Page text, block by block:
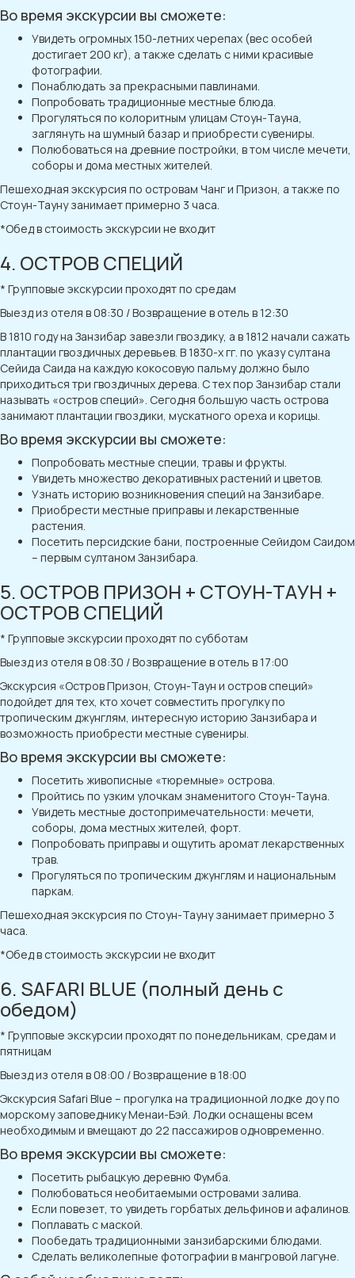
Во время экскурсии вы сможете:
Увидеть огромных 150-летних черепах (вес особей
достигает 200 кг), а также сделать с ними красивые
фотографии.
Понаблюдать за прекрасными павлинами.
Попробовать традиционные местные блюда.
Прогуляться по колоритным улицам Стоун-Тауна,
заглянуть на шумный базар и приобрести сувениры.
Полюбоваться на древние постройки, в том числе мечети,
соборы и дома местных жителей.
Пешеходная экскурсия по островам Чанг и Призон, а также по
Стоун-Тауну занимает примерно 3 часа.
*Обед в стоимость экскурсии не входит
4. ОСТРОВ СПЕЦИЙ
* Групповые экскурсии проходят по средам
Выезд из отеля в 08:30 / Возвращение в отель в 12:30
В 1810 году на Занзибар завезли гвоздику, а в 1812 начали сажать
плантации гвоздичных деревьев. В 1830-х гг. по указу султана
Сейида Саида на каждую кокосовую пальму должно было
приходиться три гвоздичных дерева. С тех пор Занзибар стали
называть «остров специй». Сегодня большую часть острова
занимают плантации гвоздики, мускатного ореха и корицы.
Во время экскурсии вы сможете:
Попробовать местные специи, травы и фрукты.
Увидеть множество декоративных растений и цветов.
Узнать историю возникновения специй на Занзибаре.
Приобрести местные приправы и лекарственные
растения.
Посетить персидские бани, построенные Сейидом Саидом
– первым султаном Занзибара.
5. ОСТРОВ ПРИЗОН + СТОУН-ТАУН +
ОСТРОВ СПЕЦИЙ
* Групповые экскурсии проходят по субботам
Выезд из отеля в 08:30 / Возвращение в отель в 17:00
Экскурсия «Остров Призон, Стоун-Таун и остров специй»
подойдет для тех, кто хочет совместить прогулку по
тропическим джунглям, интересную историю Занзибара и
возможность приобрести местные сувениры.
Во время экскурсии вы сможете:
Посетить живописные «тюремные» острова.
Пройтись по узким улочкам знаменитого Стоун-Тауна.
Увидеть местные достопримечательности: мечети,
соборы, дома местных жителей, форт.
Попробовать приправы и ощутить аромат лекарственных
трав.
Прогуляться по тропическим джунглям и национальным
паркам.
Пешеходная экскурсия по Стоун-Тауну занимает примерно 3
часа.
*Обед в стоимость экскурсии не входит
6. SAFARI BLUE (полный день с
обедом)
* Групповые экскурсии проходят по понедельникам, средам и
пятницам
Выезд из отеля в 08:00 / Возвращение в 18:00
Экскурсия Safari Blue – прогулка на традиционной лодке доу по
морскому заповеднику Менаи-Бэй. Лодки оснащены всем
необходимым и вмещают до 22 пассажиров одновременно.
Во время экскурсии вы сможете:
Посетить рыбацкую деревню Фумба.
Полюбоваться необитаемыми островами залива.
Если повезет, то увидеть горбатых дельфинов и афалинов.
Поплавать с маской.
Пообедать традиционными занзибарскими блюдами.
Сделать великолепные фотографии в мангровой лагуне.